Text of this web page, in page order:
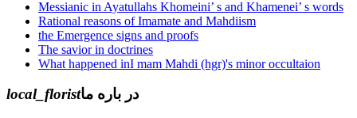
Messianic in Ayatullahs Khomeini’ s and Khamenei’ s words
Rational reasons of Imamate and Mahdiism
the Emergence signs and proofs
The savior in doctrines
What happened inI mam Mahdi (hgr)'s minor occultaion
local_floristدر باره ما